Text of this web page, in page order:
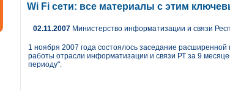
Wi Fi сети: все материалы с этим
02.11.2007 Министерство информатизации и связи
1 ноября 2007 года состоялось заседание
работы отрасли информатизации и связи РТ за 9
периоду".